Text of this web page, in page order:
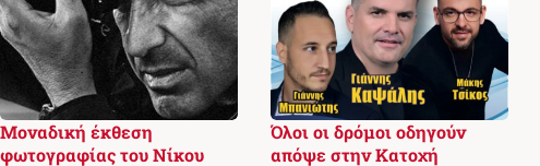
Μοναδική έκθεση
φωτογραφίας του Νίκου
Όλοι οι δρόμοι οδηγούν
απόψε στην Κατοχή